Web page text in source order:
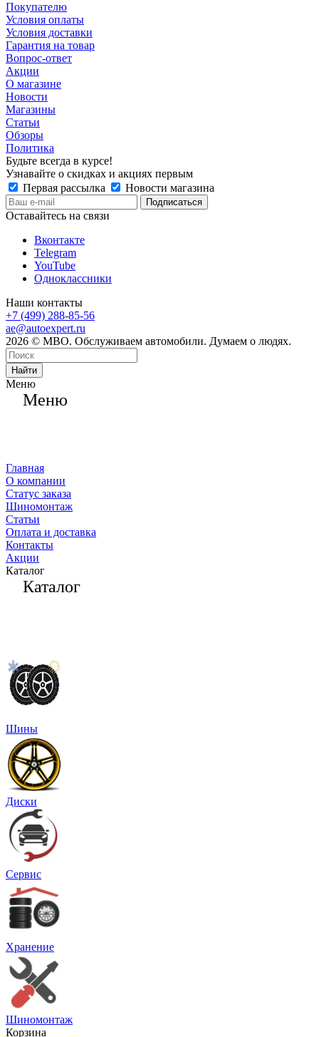
Покупателю
Условия оплаты
Условия доставки
Гарантия на товар
Вопрос-ответ
Акции
О магазине
Новости
Магазины
Статьи
Обзоры
Политика
Будьте всегда в курсе!
Узнавайте о скидках и акциях первым
Первая рассылка
Новости магазина
Оставайтесь на связи
Вконтакте
Telegram
YouTube
Одноклассники
Наши контакты
+7 (499) 288-85-56
ae@autoexpert.ru
2026 © МВО. Обслуживаем автомобили. Думаем о людях.
Найти
Меню
Меню
Главная
О компании
Статус заказа
Шиномонтаж
Статьи
Оплата и доставка
Контакты
Акции
Каталог
Каталог
Шины
Диски
Сервис
Хранение
Шиномонтаж
Корзина